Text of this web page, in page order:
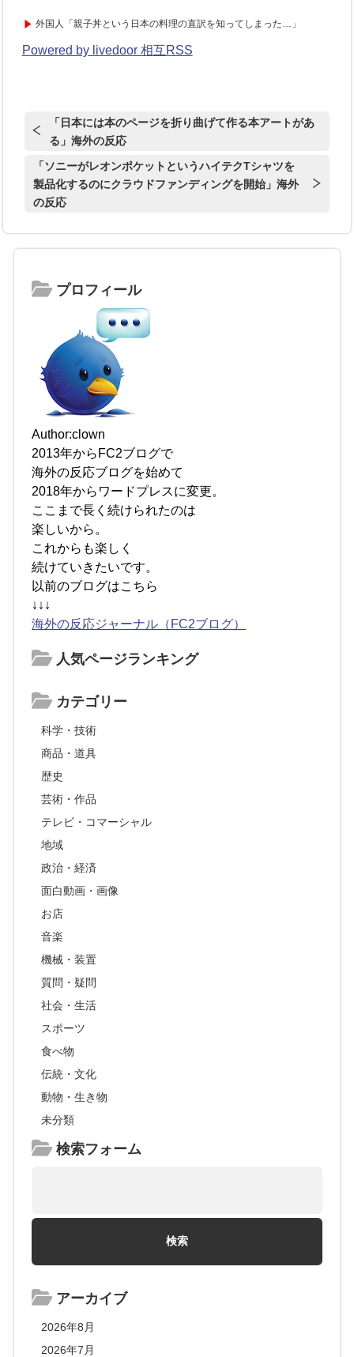
外国人「親子丼という日本の料理の直訳を知ってしまった…」
Powered by livedoor 相互RSS
「日本には本のページを折り曲げて作る本アートがあ
る」海外の反応
「ソニーがレオンポケットというハイテクTシャツを
製品化するのにクラウドファンディングを開始」海外
の反応
プロフィール
Author:clown
2013年からFC2ブログで
海外の反応ブログを始めて
2018年からワードプレスに変更。
ここまで長く続けられたのは
楽しいから。
これからも楽しく
続けていきたいです。
以前のブログはこちら
↓↓↓
海外の反応ジャーナル（FC2ブログ）
人気ページランキング
カテゴリー
科学・技術
商品・道具
歴史
芸術・作品
テレビ・コマーシャル
地域
政治・経済
面白動画・画像
お店
音楽
機械・装置
質問・疑問
社会・生活
スポーツ
食べ物
伝統・文化
動物・生き物
未分類
検索フォーム
アーカイブ
2026年8月
2026年7月